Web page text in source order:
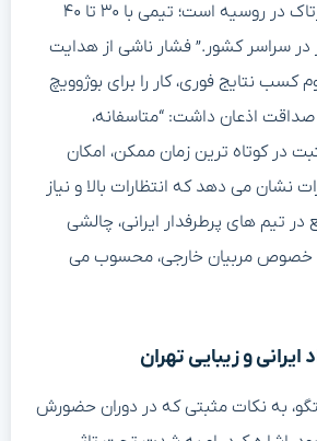
[در ایران] مانند اسپارتاک در روسیه است؛ تیمی با ۳۰ تا ۴۰
در سراسر کشور.” فشار ناشی از هدایت
کسب نتایج فوری، کار را برای بوژوویچ
صداقت اذعان داشت: “متاسفانه،
در کوتاه ترین زمان ممکن، امکان
نشان می دهد که انتظارات بالا و نیاز
تیم های پرطرفدار ایرانی، چالشی
خصوص مربیان خارجی، محسوب می
و زیبایی تهران
به نکات مثبتی که در دوران حضورش